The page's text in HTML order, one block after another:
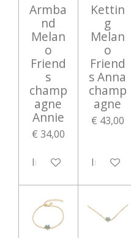
Armba
nd
Melan
o
Friend
s
champ
agne
Annie
€ 34,00
In winkelwagen
Kettin
g
Melan
o
Friend
s Anna
champ
agne
€ 43,00
In